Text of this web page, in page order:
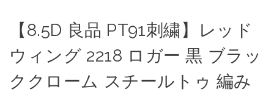
【8.5D 良品 PT91刺繍】レッド
ウィング 2218 ロガー 黒 ブラッ
ククローム スチールトゥ 編み